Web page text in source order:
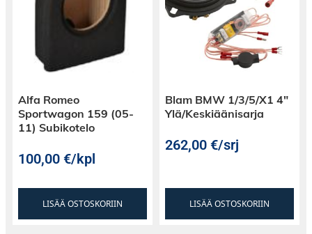
Alfa Romeo
Sportwagon 159 (05-
11) Subikotelo
100,00€/kpl
LISÄÄ OSTOSKORIIN
Blam BMW 1/3/5/X1 4″
Ylä/Keskiäänisarja
262,00€/srj
LISÄÄ OSTOSKORIIN